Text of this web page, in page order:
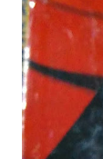
আছে অগ্রজের